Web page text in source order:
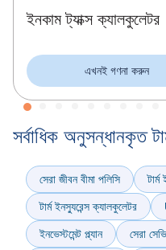
ইনকাম ট্যাক্স ক্যালকুলেটর
এখনই গণনা করুন
সর্বাধিক অনুসন্ধানকৃত
সেরা জীবন বীমা পলিসি টার্ম
টার্ম ইনস্যুরেন্স ক্যালকুলেটর
ইনভেস্টমেন্ট প্ল্যান সেরা